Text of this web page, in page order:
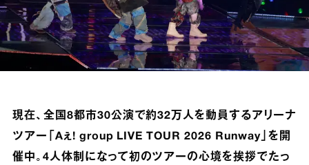
現在、全国8都市30公演で約32万⼈を動員するアリーナ
ツアー「Aぇ! group LIVE TOUR 2026 Runway」を開
催中。4⼈体制になって初のツアーの⼼境を挨拶でたっ